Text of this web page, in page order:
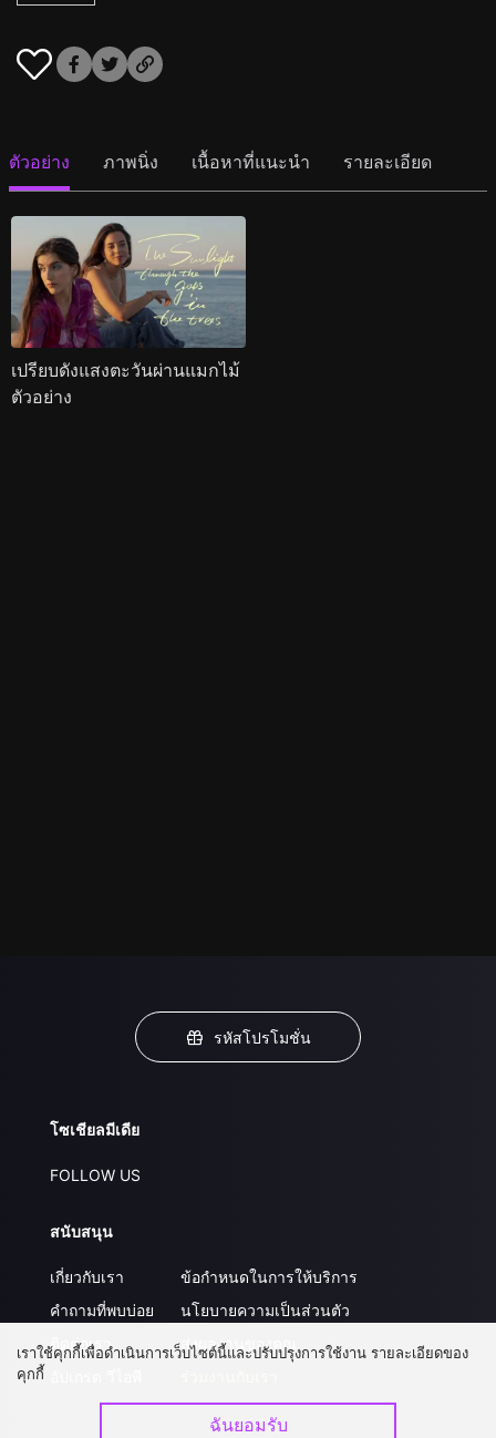
ตัวอย่าง ภาพนิ่ง เนื้อหาที่แนะนำ รายละเอียด
เปรียบดังแสงตะวันผ่านแมกไม้
ตัวอย่าง
รหัสโปรโมชั่น
โซเชียลมีเดีย
FOLLOW US
สนับสนุน
เกี่ยวกับเรา
คำถามที่พบบ่อย
ติดต่อเรา
ข้อกำหนดในการให้บริการ
นโยบายความเป็นส่วนตัว
ส่งผลงานของคุณ
เราใช้คุกกี้เพื่อดำเนินการเว็บไซต์นี้และปรับปรุงการใช้งาน รายละเอียดของ
คุกกี้
ฉันยอมรับ